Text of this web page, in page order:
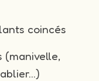
coincés
(manivelle,